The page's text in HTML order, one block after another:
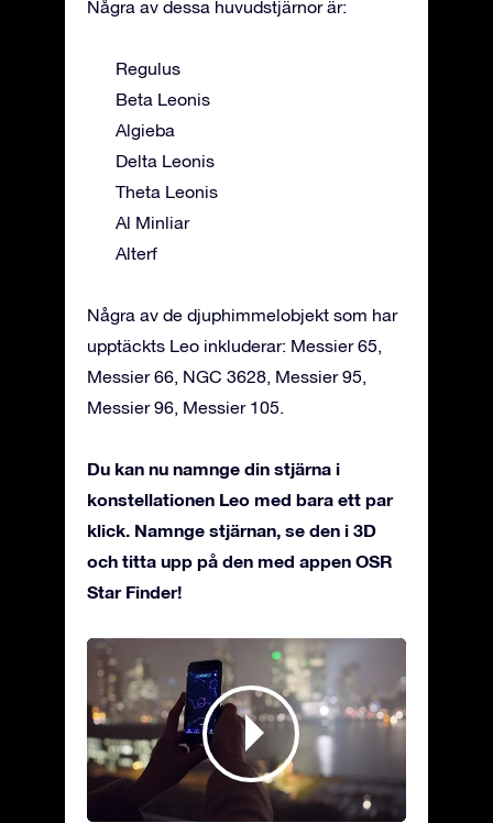
Några av dessa huvudstjärnor är:
Regulus
Beta Leonis
Algieba
Delta Leonis
Theta Leonis
Al Minliar
Alterf
Några av de djuphimmelobjekt som har
upptäckts Leo inkluderar: Messier 65,
Messier 66, NGC 3628, Messier 95,
Messier 96, Messier 105.
Du kan nu namnge din stjärna i
konstellationen Leo med bara ett par
klick. Namnge stjärnan, se den i 3D
och titta upp på den med appen OSR
Star Finder!